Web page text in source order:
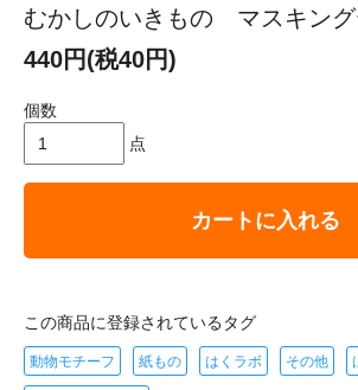
むかしのいきもの マスキン
440円(税40円)
個数
点
カートに入れる
この商品に登録されているタグ
動物モチーフ 紙もの はくラボ その他